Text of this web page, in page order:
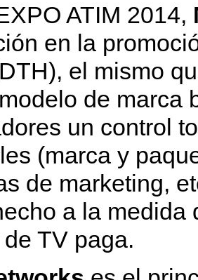
ATIM 2014,
en la
el mismo
de marca
un control
(marca y
de marketing,
a la medida
TV paga.